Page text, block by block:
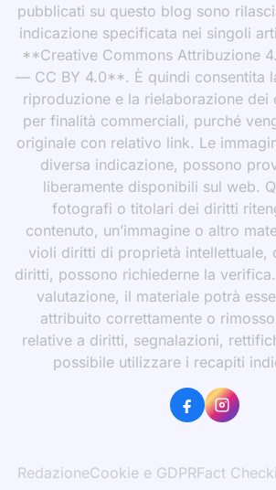
pubblicati su questo blog sono
indicazione specificata nei singoli
**Creative Commons Attribuzione
— CC BY 4.0**. È quindi consentita
riproduzione e la rielaborazione dei
per finalità commerciali, purché
originale con relativo link. Le
diversa indicazione, possono
liberamente disponibili sul web.
fotografi o titolari dei diritti
contenuto, un’immagine o altro
violi diritti di proprietà intellettuale,
diritti, possono richiederne la
valutazione, il materiale potrà
attribuito correttamente o
relative a diritti, segnalazioni,
possibile utilizzare i recapiti
RedazioneCookie e GDPRFact